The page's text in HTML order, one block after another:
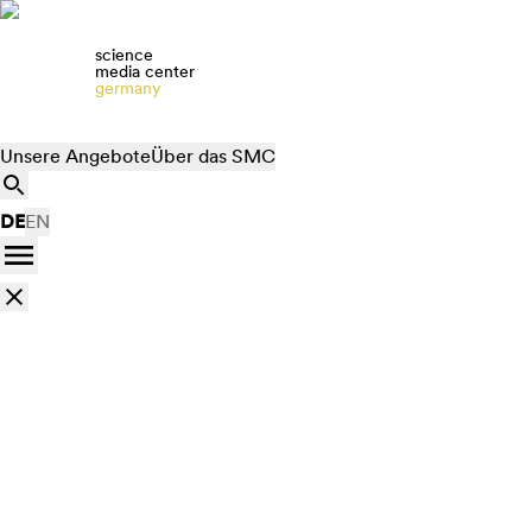
science
media center
germany
Unsere AngeboteÜber das SMC
DEEN